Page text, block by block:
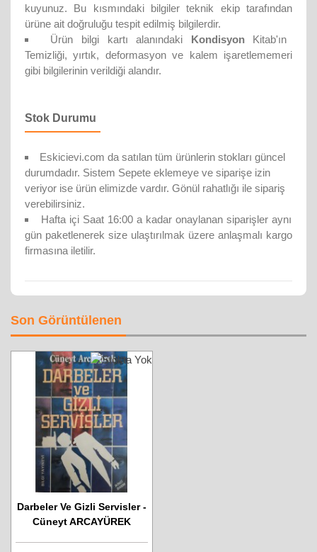
kuyunuz. Bu kısmındaki bilgiler teknik ekip tarafından
ürüne ait doğruluğu tespit edilmiş bilgilerdir.
Ürün bilgi kartı alanındaki Kondisyon Kitab'ın
Temizliği, yırtık, deformasyon ve kalem işaretlememeri
gibi bilgilerinin verildiği alandır.
Stok Durumu
Eskicievi.com da satılan tüm ürünlerin stokları güncel
durumdadır. Sistem Sepete eklemeye ve siparişe izin
veriyor ise ürün elimizde vardır. Gönül rahatlığı ile sipariş
verebilirsiniz.
Hafta içi Saat 16:00 a kadar onaylanan siparişler aynı
gün paketlenerek size ulaştırılmak üzere anlaşmalı kargo
firmasına iletilir.
Son Görüntülenen
Darbeler Ve Gizli Servisler -
Cüneyt ARCAYÜREK